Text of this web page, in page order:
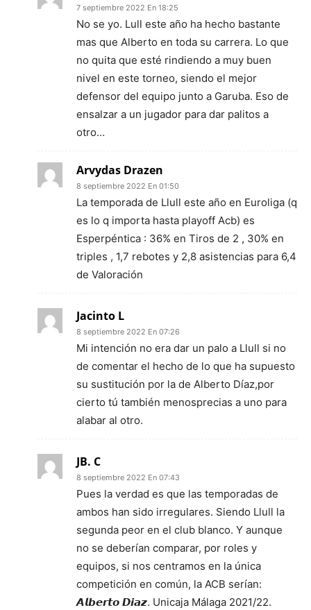
7 septiembre 2022 En 18:25
No se yo. Lull este año ha hecho bastante
mas que Alberto en toda su carrera. Lo que
no quita que esté rindiendo a muy buen
nivel en este torneo, siendo el mejor
defensor del equipo junto a Garuba. Eso de
ensalzar a un jugador para dar palitos a
otro…
Arvydas Drazen
8 septiembre 2022 En 01:50
La temporada de Llull este año en Euroliga (q
es lo q importa hasta playoff Acb) es
Esperpéntica : 36% en Tiros de 2 , 30% en
triples , 1,7 rebotes y 2,8 asistencias para 6,4
de Valoración
Jacinto L
8 septiembre 2022 En 07:26
Mi intención no era dar un palo a Llull si no
de comentar el hecho de lo que ha supuesto
su sustitución por la de Alberto Díaz,por
cierto tú también menosprecias a uno para
alabar al otro.
JB. C
8 septiembre 2022 En 07:43
Pues la verdad es que las temporadas de
ambos han sido irregulares. Siendo Llull la
segunda peor en el club blanco. Y aunque
no se deberían comparar, por roles y
equipos, si nos centramos en la única
competición en común, la ACB serían:
𝘼𝙡𝙗𝙚𝙧𝙩𝙤 𝘿𝙞𝙖𝙯. Unicaja Málaga 2021/22.